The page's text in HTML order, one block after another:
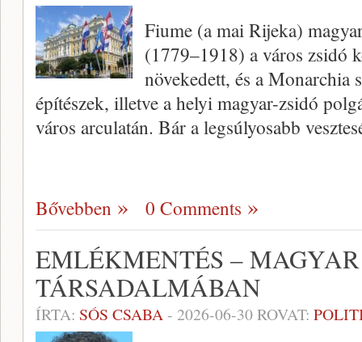
Fiume (a mai Rijeka)
(1779–1918) a város zsidó
növekedett, és a Monarchia
építészek, illetve a helyi magyar-zsidó
város arculatán. Bár a legsúlyosabb
Bővebben 0 Comments
EMLÉKMENTÉS –
TÁRSADALMÁBAN
ÍRTA: SÓS CSABA- 2026-06-30ROVAT: